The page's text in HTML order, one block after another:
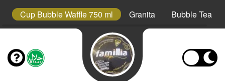
Cup Bubble Waffle 750 ml Granita Bubble Tea